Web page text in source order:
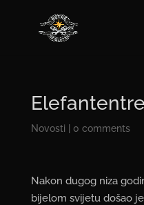
Novosti 0 comments
Nakon dugog niza
bijelom svijetu došao